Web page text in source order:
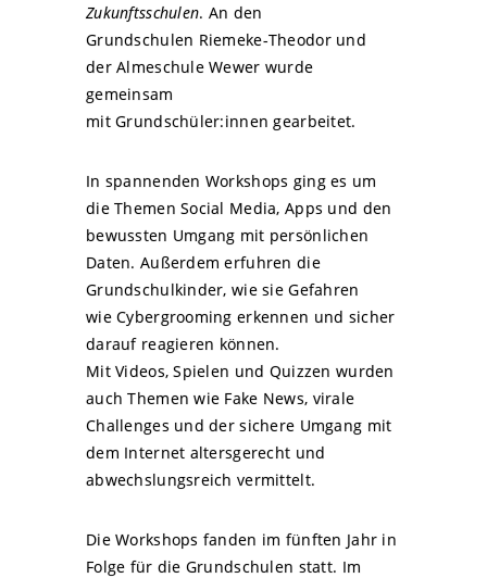
Zukunftsschulen. An den
Grundschulen Riemeke-Theodor und
der Almeschule Wewer wurde
gemeinsam
mit Grundschüler:innen gearbeitet.
In spannenden Workshops ging es um
die Themen Social Media, Apps und den
bewussten Umgang mit persönlichen
Daten. Außerdem erfuhren die
Grundschulkinder, wie sie Gefahren
wie Cybergrooming erkennen und sicher
darauf reagieren können.
Mit Videos, Spielen und Quizzen wurden
auch Themen wie Fake News, virale
Challenges und der sichere Umgang mit
dem Internet altersgerecht und
abwechslungsreich vermittelt.
Die Workshops fanden im fünften Jahr in
Folge für die Grundschulen statt. Im